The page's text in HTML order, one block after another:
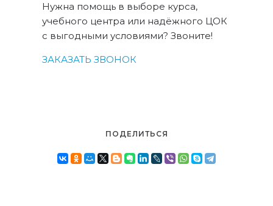
Нужна помощь в выборе курса,
учебного центра или надёжного ЦОК
с выгодными условиями? Звоните!
ЗАКАЗАТЬ ЗВОНОК
ПОДЕЛИТЬСЯ